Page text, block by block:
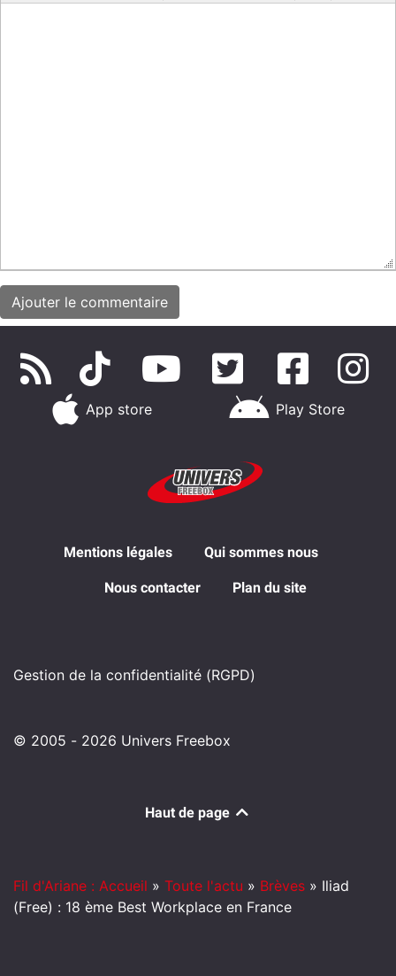
App store Play Store
Mentions légales Qui sommes nous
Nous contacter Plan du site
Gestion de la confidentialité (RGPD)
© 2005 - 2026 Univers Freebox
Haut de page
Fil d'Ariane : Accueil » Toute l'actu » Brèves » Iliad
(Free) : 18 ème Best Workplace en France